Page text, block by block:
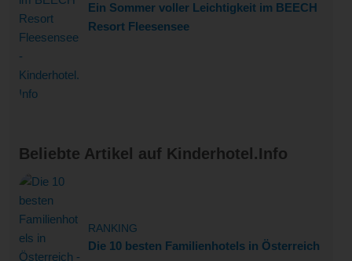
Ein Sommer voller Leichtigkeit im BEECH
Resort Fleesensee
Beliebte Artikel auf Kinderhotel.Info
RANKING
Die 10 besten Familienhotels in Österreich